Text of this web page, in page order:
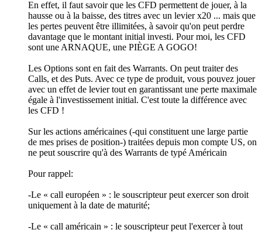
En effet, il faut savoir que les CFD permettent de jouer, à la
hausse ou à la baisse, des titres avec un levier x20 ... mais que
les pertes peuvent être illimitées, à savoir qu'on peut perdre
davantage que le montant initial investi. Pour moi, les CFD
sont une ARNAQUE, une PIÈGE A GOGO!
Les Options sont en fait des Warrants. On peut traiter des
Calls, et des Puts. Avec ce type de produit, vous pouvez jouer
avec un effet de levier tout en garantissant une perte maximale
égale à l'investissement initial. C'est toute la différence avec
les CFD !
Sur les actions américaines (-qui constituent une large partie
de mes prises de position-) traitées depuis mon compte US, on
ne peut souscrire qu'à des Warrants de typé Américain
Pour rappel:
-Le « call européen » : le souscripteur peut exercer son droit
uniquement à la date de maturité;
-Le « call américain » : le souscripteur peut l'exercer à tout